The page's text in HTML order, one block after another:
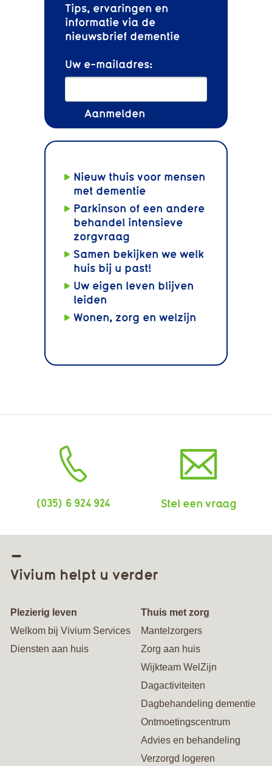
Tips, ervaringen en
informatie via de
nieuwsbrief dementie
Uw e-mailadres:
Nieuw thuis voor mensen
met dementie
Parkinson of een andere
behandel intensieve
zorgvraag
Samen bekijken we welk
huis bij u past!
Uw eigen leven blijven
leiden
Wonen, zorg en welzijn
(035) 6 924 924 Stel een vraag
Vivium helpt u verder
Plezierig leven
Welkom bij Vivium Services
Diensten aan huis
Thuis met zorg
Mantelzorgers
Zorg aan huis
Wijkteam WelZijn
Dagactiviteiten
Dagbehandeling dementie
Ontmoetingscentrum
Advies en behandeling
Verzorgd logeren